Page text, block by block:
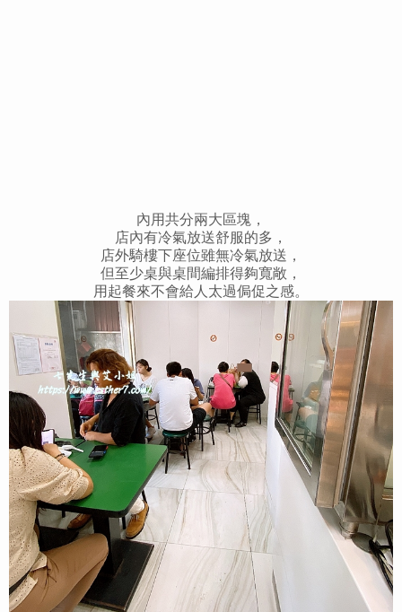
內用共分兩大區塊，
店內有冷氣放送舒服的多，
店外騎樓下座位雖無冷氣放送，
但至少桌與桌間編排得夠寬敞，
用起餐來不會給人太過侷促之感。